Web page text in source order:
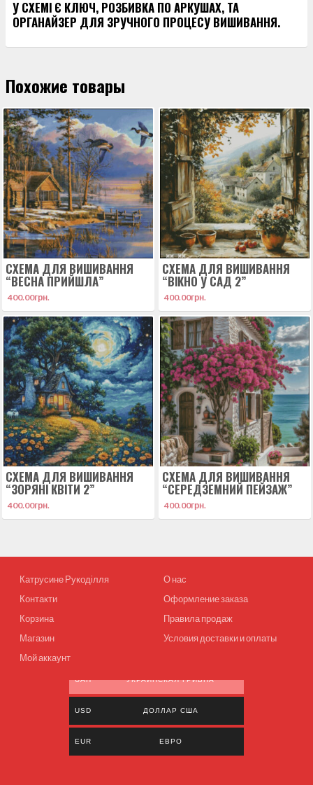
У СХЕМІ Є КЛЮЧ, РОЗБИВКА ПО АРКУШАХ, ТА
ОРГАНАЙЗЕР ДЛЯ ЗРУЧНОГО ПРОЦЕСУ ВИШИВАННЯ.
Похожие товары
СХЕМА ДЛЯ ВИШИВАННЯ
“ВЕСНА ПРИЙШЛА”
400.00грн.
СХЕМА ДЛЯ ВИШИВАННЯ
“ВІКНО У САД 2”
400.00грн.
СХЕМА ДЛЯ ВИШИВАННЯ
“ЗОРЯНІ КВІТИ 2”
400.00грн.
СХЕМА ДЛЯ ВИШИВАННЯ
“СЕРЕДЗЕМНИЙ ПЕЙЗАЖ”
400.00грн.
Катрусине Рукоділля
Контакти
Корзина
Магазин
Мой аккаунт
О нас
Оформление заказа
Правила продаж
Условия доставки и оплаты
UAH УКРАИНСКАЯ ГРИВНА
USD ДОЛЛАР США
EUR ЕВРО